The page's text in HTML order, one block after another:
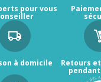
pour vous
à domicile Retours